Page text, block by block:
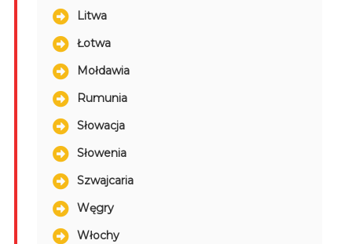
Litwa
Łotwa
Mołdawia
Rumunia
Słowacja
Słowenia
Szwajcaria
Węgry
Włochy